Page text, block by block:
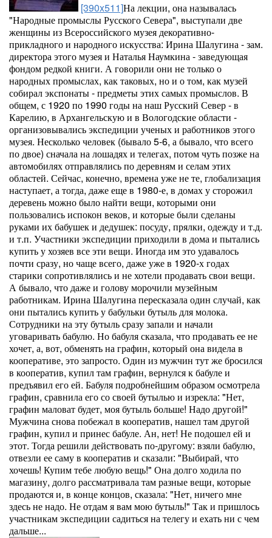
[390x511]На лекции, она называлась
"Народные промыслы Русского Севера", выступали две
женщины из Всероссийского музея декоративно-
прикладного и народного искусства: Ирина Шалугина - зам.
директора этого музея и Наталья Наумкина - заведующая
фондом редкой книги. А говорили они не только о
народных промыслах, как таковых, но и о том, как музей
собирал экспонаты - предметы этих самых промыслов. В
общем, с 1920 по 1990 годы на наш Русский Север - в
Карелию, в Архангельскую и в Вологодские области -
организовывались экспедиции ученых и работников этого
музея. Несколько человек (бывало 5-6, а бывало, что всего
по двое) сначала на лошадях и телегах, потом чуть позже на
автомобилях отправлялись по деревням и селам этих
областей. Сейчас, конечно, времена уже не те, глобализация
наступает, а тогда, даже еще в 1980-е, в домах у сторожил
деревень можно было найти вещи, которыми они
пользовались испокон веков, и которые были сделаны
руками их бабушек и дедушек: посуду, прялки, одежду и т.д.
и т.п. Участники экспедиции приходили в дома и пытались
купить у хозяев все эти вещи. Иногда им это удавалось
почти сразу, но чаще всего, даже уже в 1920-х годах
старики сопротивлялись и не хотели продавать свои вещи.
А бывало, что даже и голову морочили музейным
работникам. Ирина Шалугина пересказала один случай, как
они пытались купить у бабульки бутыль для молока.
Сотрудники на эту бутыль сразу запали и начали
уговаривать бабулю. Но бабуля сказала, что продавать ее не
хочет, а, вот, обменять на графин, который она видела в
кооперативе, это запросто. Один из мужчин тут же бросился
в кооператив, купил там графин, вернулся к бабуле и
предъявил его ей. Бабуля подробнейшим образом осмотрела
графин, сравнила его со своей бутылью и изрекла: "Нет,
графин маловат будет, моя бутыль больше! Надо другой!"
Мужчина снова побежал в кооператив, нашел там другой
графин, купил и принес бабуле. Ан, нет! Не подошел ей и
этот. Тогда решили действовать по-другому: взяли бабулю,
отвезли ее саму в кооператив и сказали: "Выбирай, что
хочешь! Купим тебе любую вещь!" Она долго ходила по
магазину, долго рассматривала там разные вещи, которые
продаются и, в конце концов, сказала: "Нет, ничего мне
здесь не надо. Не отдам я вам мою бутыль!" Так и пришлось
участникам экспедиции садиться на телегу и ехать ни с чем
дальше...